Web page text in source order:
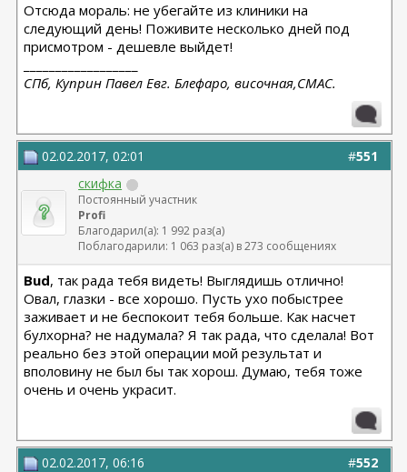
Отсюда мораль: не убегайте из клиники на
следующий день! Поживите несколько дней под
присмотром - дешевле выйдет!
СПб, Куприн Павел Евг. Блефаро, височная,СМАС.
#551
02.02.2017, 02:01
скифка
Постоянный участник
Profi
Благодарил(а): 1 992 раз(а)
Поблагодарили: 1 063 раз(а) в 273 сообщениях
Bud, так рада тебя видеть! Выглядишь отлично!
Овал, глазки - все хорошо. Пусть ухо побыстрее
заживает и не беспокоит тебя больше. Как насчет
булхорна? не надумала? Я так рада, что сделала! Вот
реально без этой операции мой результат и
вполовину не был бы так хорош. Думаю, тебя тоже
очень и очень украсит.
#552
02.02.2017, 06:16